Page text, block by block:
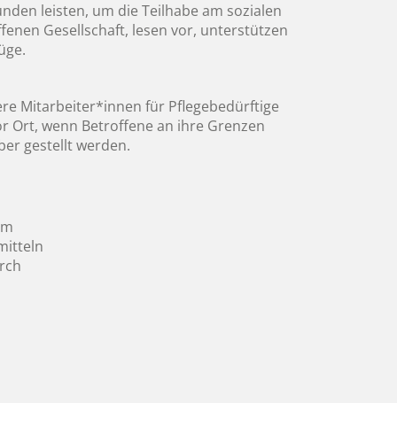
leisten, um die Teilhabe am sozialen
Gesellschaft, lesen vor, unterstützen
Mitarbeiter*innen für Pflegebedürftige
Ort, wenn Betroffene an ihre Grenzen
gestellt werden.